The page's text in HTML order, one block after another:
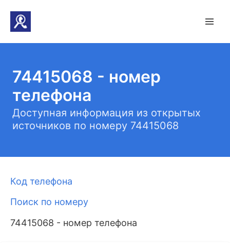
74415068 - номер
телефона
Доступная информация из открытых
источников по номеру 74415068
Код телефона
Поиск по номеру
74415068 - номер телефона